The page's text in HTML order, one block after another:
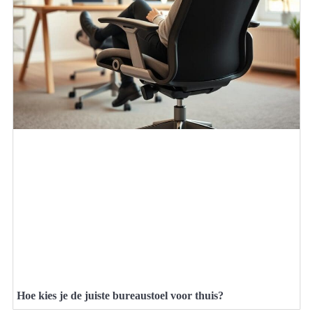
Hoe kies je de juiste bureaustoel voor thuis?